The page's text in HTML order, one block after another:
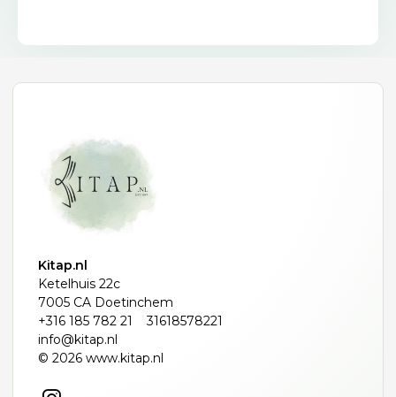
Kitap.nl
Ketelhuis 22c
7005 CA Doetinchem
+316 185 782 21
31618578221
info@kitap.nl
© 2026 www.kitap.nl